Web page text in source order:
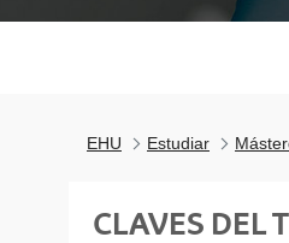
EHU Estudiar
CLAVES DEL